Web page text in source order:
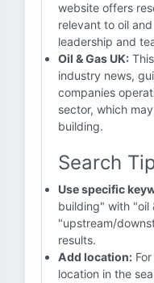
website offers
relevant to oil
leadership and
Oil & Gas UK:
industry news,
companies
sector, which
building.
Search
Use specific
building" with "oil
"upstream/
results.
Add location:
location in the